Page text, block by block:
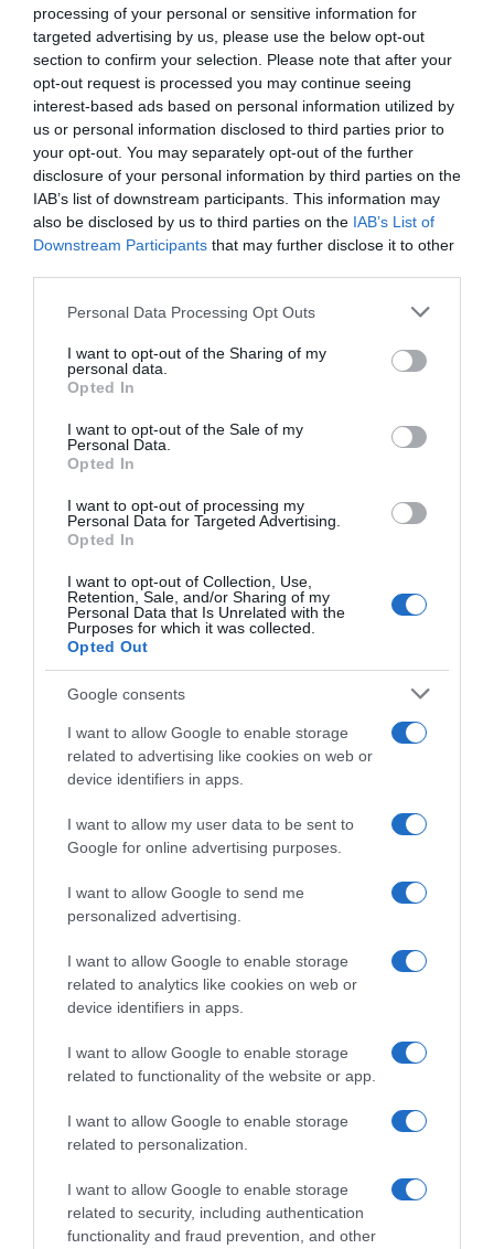
processing of your personal or sensitive information for
targeted advertising by us, please use the below opt-out
section to confirm your selection. Please note that after your
opt-out request is processed you may continue seeing
interest-based ads based on personal information utilized by
us or personal information disclosed to third parties prior to
your opt-out. You may separately opt-out of the further
disclosure of your personal information by third parties on the
IAB’s list of downstream participants. This information may
also be disclosed by us to third parties on the IAB’s List of
Downstream Participants that may further disclose it to other
Please note that this website/app uses one or more Google
not limited to your visit or usage behaviour. You may click to
grant or deny consent to Google and its third-party tags to
use your data for below specified purposes in below Google
consent section.
Personal Data Processing Opt Outs
I want to opt-out of the Sharing of my
personal data.
Opted In
I want to opt-out of the Sale of my
Personal Data.
Opted In
I want to opt-out of processing my
Personal Data for Targeted Advertising.
Opted In
I want to opt-out of Collection, Use,
Retention, Sale, and/or Sharing of my
Personal Data that Is Unrelated with the
Purposes for which it was collected.
Opted Out
Google consents
I want to allow Google to enable storage
related to advertising like cookies on web or
device identifiers in apps.
I want to allow my user data to be sent to
Google for online advertising purposes.
I want to allow Google to send me
personalized advertising.
I want to allow Google to enable storage
related to analytics like cookies on web or
device identifiers in apps.
I want to allow Google to enable storage
related to functionality of the website or app.
I want to allow Google to enable storage
related to personalization.
I want to allow Google to enable storage
related to security, including authentication
functionality and fraud prevention, and other
Αύξηση των αιτήσεων ασύλου και των
απελάσεων στη Γαλλία για το 2022
Οι περισσότεροι αιτούντες άσυλο είναι από το
27.01.2023 - 06:28
Βύρωνα – Τρεις μαθητές από το Ιράκ
απειλούνται με απέλαση
Έκκληση από τον δήμαρχο της περιοχής να ανακληθεί
η απόφαση